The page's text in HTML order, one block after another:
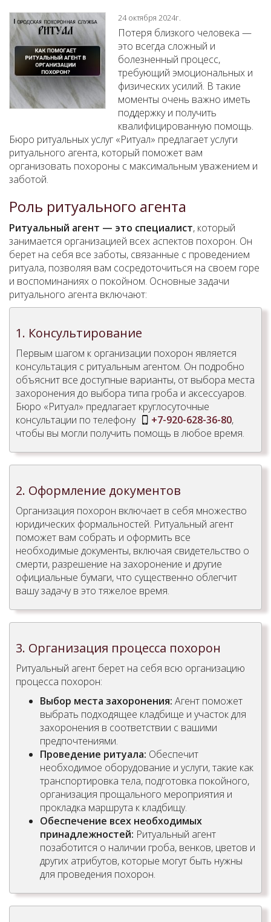
24 октября 2024г.
Потеря близкого человека —
это всегда сложный и
болезненный процесс,
требующий эмоциональных и
физических усилий. В такие
моменты очень важно иметь
поддержку и получить
квалифицированную помощь.
Бюро ритуальных услуг «Ритуал» предлагает услуги
ритуального агента, который поможет вам
организовать похороны с максимальным уважением и
заботой.
Роль ритуального агента
Ритуальный агент — это специалист, который
занимается организацией всех аспектов похорон. Он
берет на себя все заботы, связанные с проведением
ритуала, позволяя вам сосредоточиться на своем горе
и воспоминаниях о покойном. Основные задачи
ритуального агента включают:
1. Консультирование
Первым шагом к организации похорон является
консультация с ритуальным агентом. Он подробно
объяснит все доступные варианты, от выбора места
захоронения до выбора типа гроба и аксессуаров.
Бюро «Ритуал» предлагает круглосуточные
консультации по телефону
+7-920-628-36-80,
чтобы вы могли получить помощь в любое время.
2. Оформление документов
Организация похорон включает в себя множество
юридических формальностей. Ритуальный агент
поможет вам собрать и оформить все
необходимые документы, включая свидетельство о
смерти, разрешение на захоронение и другие
официальные бумаги, что существенно облегчит
вашу задачу в это тяжелое время.
3. Организация процесса похорон
Ритуальный агент берет на себя всю организацию
процесса похорон:
Выбор места захоронения: Агент поможет
выбрать подходящее кладбище и участок для
захоронения в соответствии с вашими
предпочтениями.
Проведение ритуала: Обеспечит
необходимое оборудование и услуги, такие как
транспортировка тела, подготовка покойного,
организация прощального мероприятия и
прокладка маршрута к кладбищу.
Обеспечение всех необходимых
принадлежностей: Ритуальный агент
позаботится о наличии гроба, венков, цветов и
других атрибутов, которые могут быть нужны
для проведения похорон.